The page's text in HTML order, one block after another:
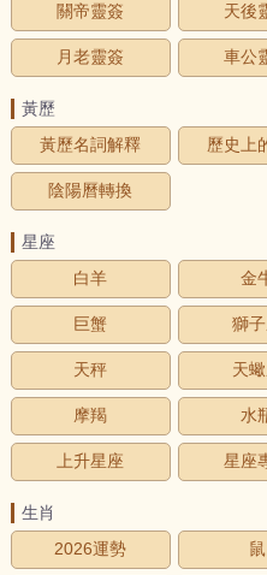
關帝靈簽 天後
月老靈簽 車公
黃歷
黃歷名詞解釋
歷史上
陰陽曆轉換
星座
白羊
金
巨蟹 獅
天秤 天
摩羯 水
上升星座 星座
生肖
2026運勢
鼠